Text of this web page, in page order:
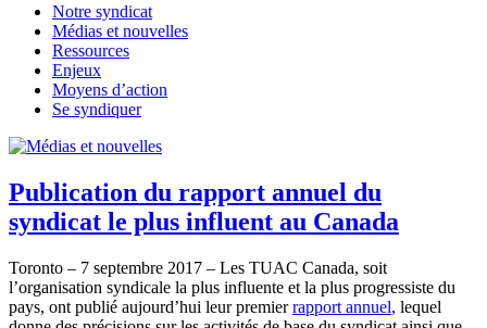
Notre syndicat
Médias et nouvelles
Ressources
Enjeux
Moyens d’action
Se syndiquer
Publication du rapport annuel du
syndicat le plus influent au Canada
Toronto – 7 septembre 2017 – Les TUAC Canada, soit
l’organisation syndicale la plus influente et la plus progressiste du
pays, ont publié aujourd’hui leur premierrapport annuel, lequel